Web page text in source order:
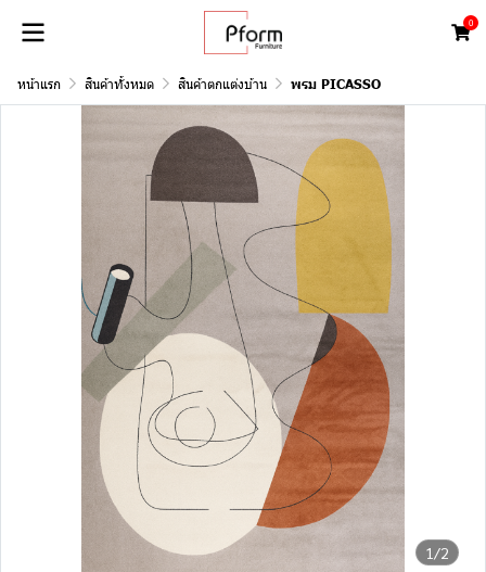
0
หน้าแรก สินค้าทั้งหมด สินค้าตกแต่งบ้าน พรม PICASSO
1/2